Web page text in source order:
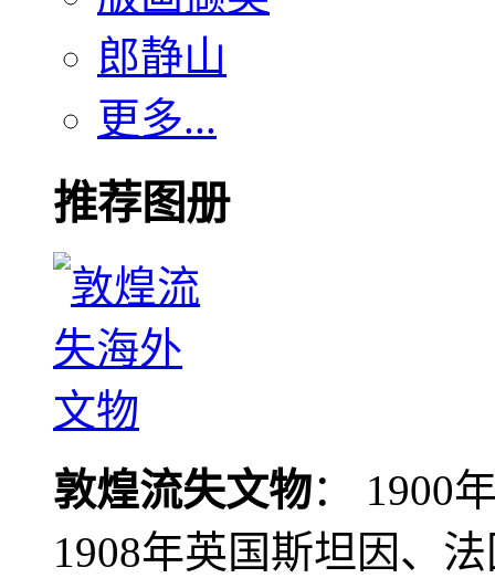
郎静山
更多...
推荐图册
敦煌流失文物： 1900
1908年英国斯坦因、